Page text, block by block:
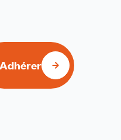
Adhérer